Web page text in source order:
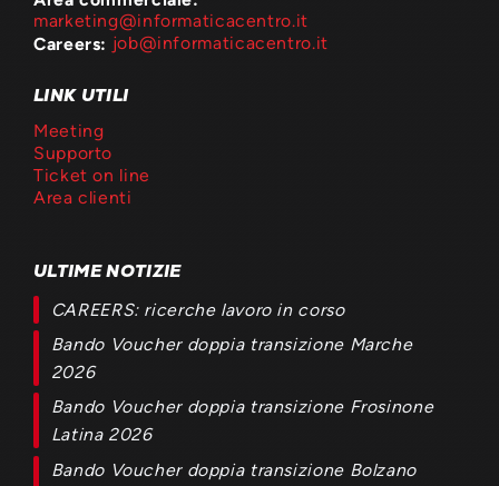
marketing@informaticacentro.it
Careers: job@informaticacentro.it
LINK UTILI
Meeting
Supporto
Ticket on line
Area clienti
ULTIME NOTIZIE
CAREERS: ricerche lavoro in corso
Bando Voucher doppia transizione Marche
2026
Bando Voucher doppia transizione Frosinone
Latina 2026
Bando Voucher doppia transizione Bolzano